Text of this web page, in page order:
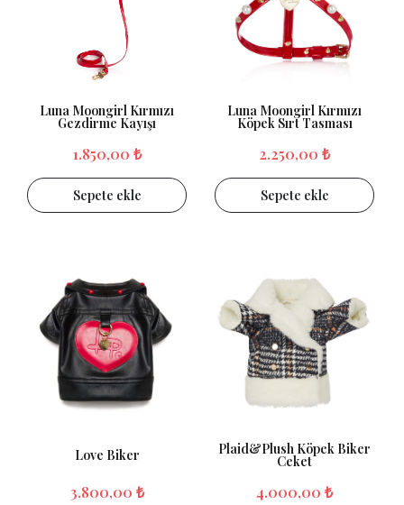
Luna Moongirl Kırmızı
Gezdirme Kayışı
1.850,00 ₺
Sepete ekle
Luna Moongirl Kırmızı
Köpek Sırt Tasması
2.250,00 ₺
Sepete ekle
Love Biker
3.800,00 ₺
Plaid&Plush Köpek Biker
Ceket
4.000,00 ₺